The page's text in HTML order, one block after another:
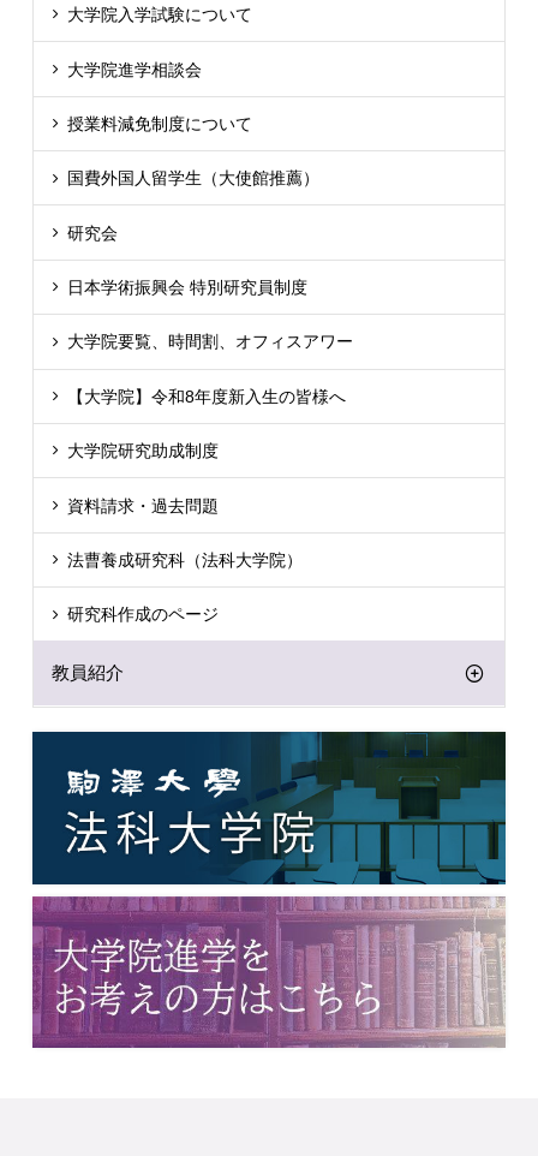
大学院入学試験について
大学院進学相談会
授業料減免制度について
国費外国人留学生（大使館推薦）
研究会
日本学術振興会 特別研究員制度
大学院要覧、時間割、オフィスアワー
【大学院】令和8年度新入生の皆様へ
大学院研究助成制度
資料請求・過去問題
法曹養成研究科（法科大学院）
研究科作成のページ
教員紹介